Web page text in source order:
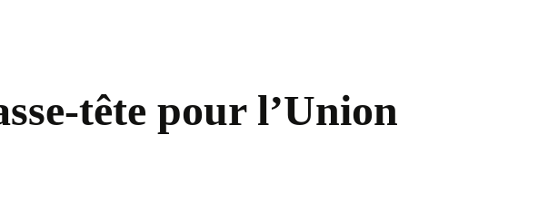
tête pour l’Union